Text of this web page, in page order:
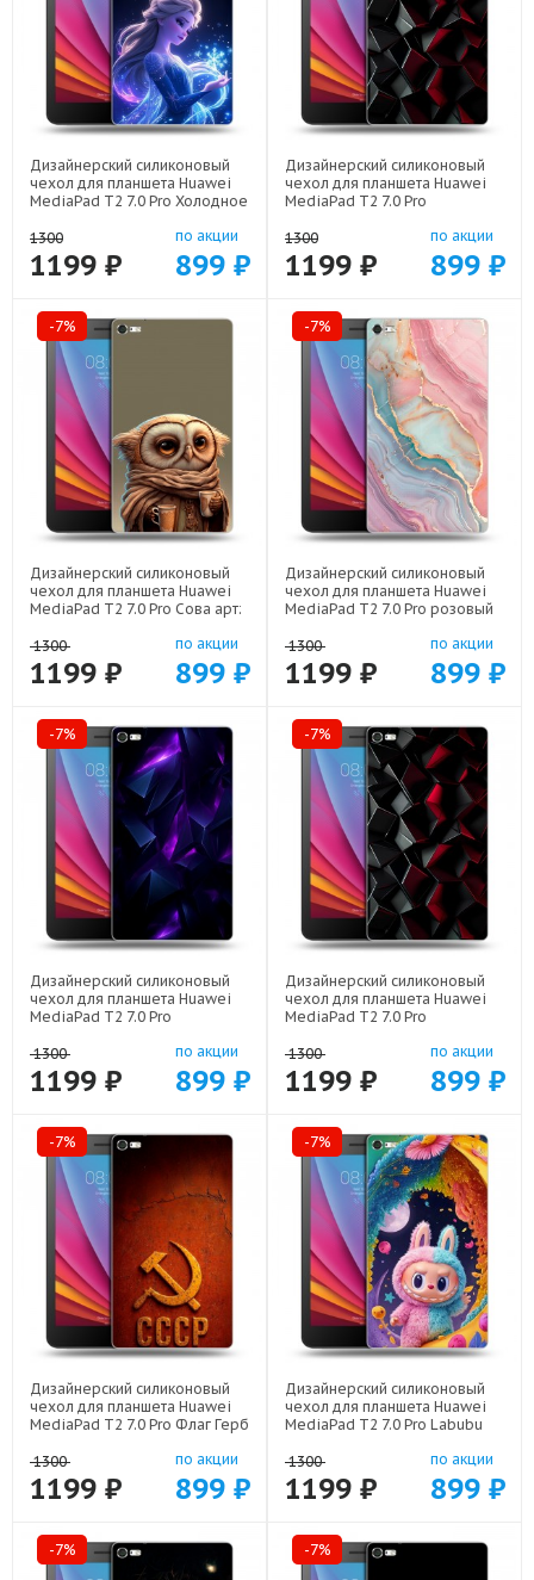
Дизайнерский силиконовый
чехол для планшета Huawei
MediaPad T2 7.0 Pro Холодное
22522
1300
1199 ₽
по акции
899 ₽
Дизайнерский силиконовый
чехол для планшета Huawei
MediaPad T2 7.0 Pro
1300
1199 ₽
по акции
899 ₽
-7%
Дизайнерский силиконовый
чехол для планшета Huawei
MediaPad T2 7.0 Pro Сова арт:
1300
1199 ₽
по акции
899 ₽
-7%
Дизайнерский силиконовый
чехол для планшета Huawei
MediaPad T2 7.0 Pro розовый
1300
1199 ₽
по акции
899 ₽
-7%
Дизайнерский силиконовый
чехол для планшета Huawei
MediaPad T2 7.0 Pro
1300
1199 ₽
по акции
899 ₽
-7%
Дизайнерский силиконовый
чехол для планшета Huawei
MediaPad T2 7.0 Pro
1300
1199 ₽
по акции
899 ₽
-7%
Дизайнерский силиконовый
чехол для планшета Huawei
MediaPad T2 7.0 Pro Флаг Герб
1300
1199 ₽
по акции
899 ₽
-7%
Дизайнерский силиконовый
чехол для планшета Huawei
MediaPad T2 7.0 Pro Labubu
1300
1199 ₽
по акции
899 ₽
-7% -7%